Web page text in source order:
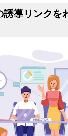
誘導リンクを